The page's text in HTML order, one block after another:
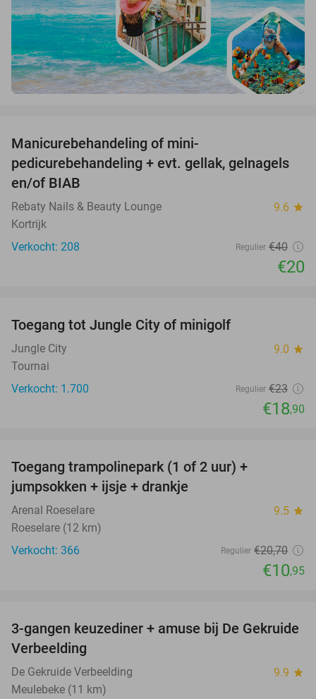
Manicurebehandeling of mini-
pedicurebehandeling + evt. gellak, gelnagels
en/of BIAB
Rebaty Nails & Beauty Lounge 9.6 star
Kortrijk
Verkocht: 208
Regulier €40
€20
Toegang tot Jungle City of minigolf
Jungle City 9.0 star
Tournai
Verkocht: 1.700
Regulier €23
€18,90
Toegang trampolinepark (1 of 2 uur) +
jumpsokken + ijsje + drankje
Arenal Roeselare 9.5 star
Roeselare (12 km)
Verkocht: 366
Regulier €20,70
€10,95
47%
3-gangen keuzediner + amuse bij De Gekruide
Verbeelding
De Gekruide Verbeelding 9.9 star
Meulebeke (11 km)